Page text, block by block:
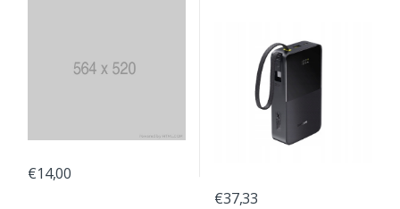
€14,00
€37,33